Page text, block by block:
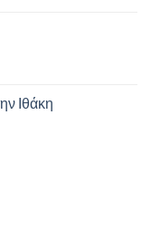
Ιθάκη